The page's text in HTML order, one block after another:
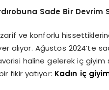
ırobuna Sade Bir Devrim
ve konforlu
alıyor. Ağustos 2024’te
haline gelerek iç
fikir yatıyor: Kadın iç